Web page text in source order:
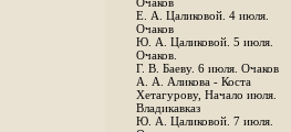
Очаков
Е. А. Цаликовой. 4 июля.
Очаков
Ю. А. Цаликовой. 5 июля.
Очаков.
Г. В. Баеву. 6 июля. Очаков
А. А. Аликова - Коста
Хетагурову, Начало июля.
Владикавказ
Ю. А. Цаликовой. 7 июля.